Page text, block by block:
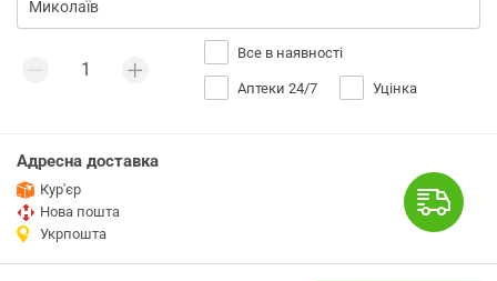
Все в наявності
Аптеки 24/7 Уцінка
Адресна доставка
Кур'єр
Нова пошта
Укрпошта